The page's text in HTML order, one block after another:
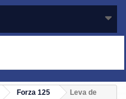
Forza 125
Leva de